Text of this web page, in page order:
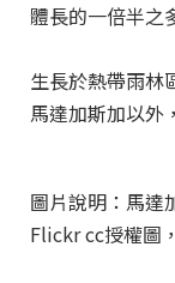
體長的一倍半之
生長於熱帶雨林
馬達加斯加以外
圖片說明：馬達
Flickr cc授權圖